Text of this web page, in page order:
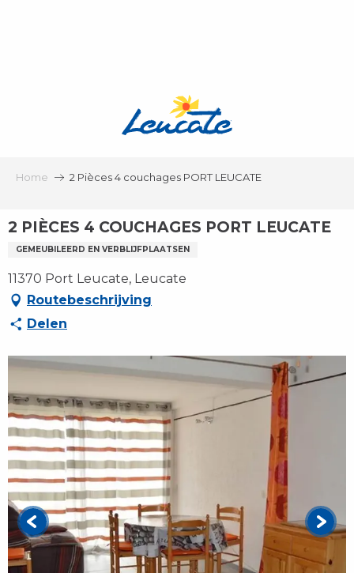
Home 2 Pièces 4 couchages PORT LEUCATE
2 PIÈCES 4 COUCHAGES PORT LEUCATE
GEMEUBILEERD EN VERBLIJFPLAATSEN
11370 Port Leucate, Leucate
Routebeschrijving
Delen